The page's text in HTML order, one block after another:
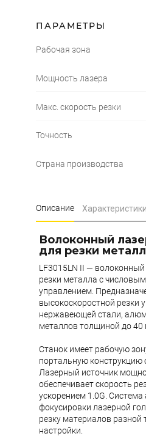
ПАРАМЕТРЫ
Рабочая зона
Мощность лазера
Макс. скорость резки
Точность
Страна производства
Описание Характеристики
Волоконный
для резки
LF3015LN II —
резки металла с
управлением.
высокоскоростной резки
нержавеющей стали,
металлов толщиной до 40
Станок имеет рабочую
портальную конструкцию
Лазерный источник
обеспечивает скорость
ускорением 1.0G. Система
фокусировки лазерной
резку материалов
настройки.